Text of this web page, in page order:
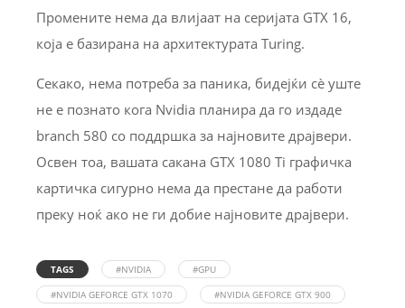
Промените нема да влијаат на серијата GTX 16,
која е базирана на архитектурата Turing.
Секако, нема потреба за паника, бидејќи сè уште
не е познато кога Nvidia планира да го издаде
branch 580 со поддршка за најновите драјвери.
Освен тоа, вашата сакана GTX 1080 Ti графичка
картичка сигурно нема да престане да работи
преку ноќ ако не ги добие најновите драјвери.
TAGS #NVIDIA
#GPU
#NVIDIA GEFORCE GTX 1070
#NVIDIA GEFORCE GTX 900